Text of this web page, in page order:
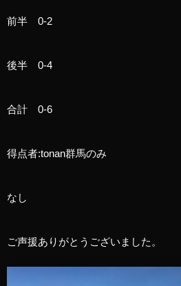
前半 0-2
後半 0-4
合計 0-6
得点者:tonan群馬のみ
なし
ご声援ありがとうございました。